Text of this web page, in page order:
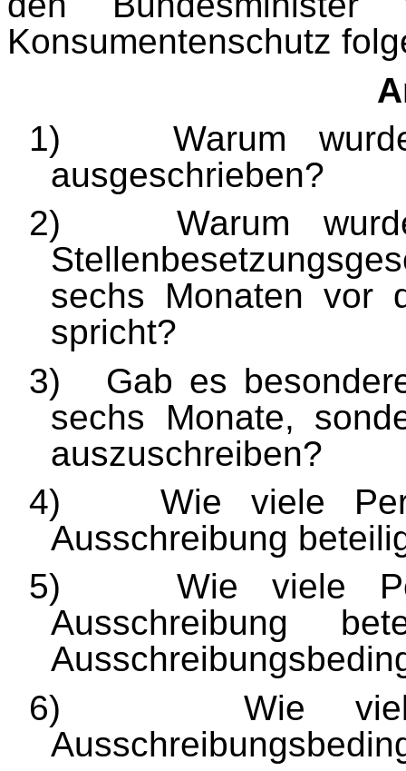
Konsumentenschutz
1)
Warum
ausgeschrieben?
2)
Warum
sechs Monaten vor
spricht?
3)
Gab es
sechs Monate,
auszuschreiben?
4)
Wie viele
Ausschreibung
5)
Wie viele
Ausschreibung
6)
Wie